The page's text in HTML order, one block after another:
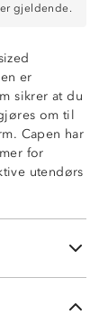
gjeldende.
er
sikrer at du
om til
Capen har
for
utendørs